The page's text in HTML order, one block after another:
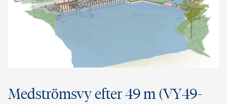
Medströmsvy efter 49 m (VY49-